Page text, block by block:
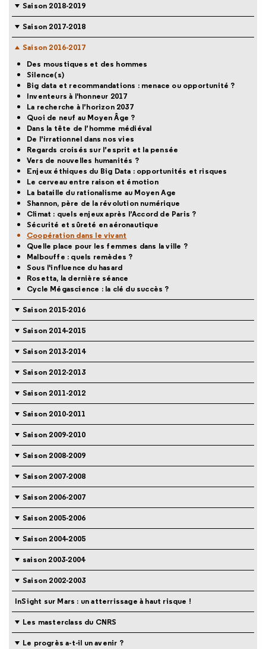
Saison 2018-2019
Saison 2017-2018
Saison 2016-2017
Des moustiques et des hommes
Silence(s)
Big data et recommandations : menace ou opportunité ?
Inventeurs à l'honneur 2017
La recherche à l’horizon 2037
Quoi de neuf au Moyen Âge ?
Dans la tête de l’homme médiéval
De l’irrationnel dans nos vies
Regards croisés sur l’esprit et la pensée
Vers de nouvelles humanités ?
Enjeux éthiques du Big Data : opportunités et risques
Le cerveau entre raison et émotion
La bataille du rationalisme au Moyen Age
Shannon, père de la révolution numérique
Climat : quels enjeux après l’Accord de Paris ?
Sécurité et sûreté en aéronautique
Coopération dans le vivant
Quelle place pour les femmes dans la ville ?
Malbouffe : quels remèdes ?
Sous l'influence du hasard
Rosetta, la dernière séance
Cycle Mégascience : la clé du succès ?
Saison 2015-2016
Saison 2014-2015
Saison 2013-2014
Saison 2012-2013
Saison 2011-2012
Saison 2010-2011
Saison 2009-2010
Saison 2008-2009
Saison 2007-2008
Saison 2006-2007
Saison 2005-2006
Saison 2004-2005
saison 2003-2004
Saison 2002-2003
InSight sur Mars : un atterrissage à haut risque !
Les masterclass du CNRS
Le progrès a-t-il un avenir ?